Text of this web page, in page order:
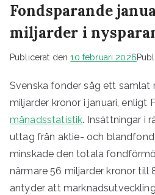
Fondsparande
miljarder i
Publicerat den10 februari 2026
Svenska fonder såg ett samlat
miljarder kronor i januari, enligt
månadsstatistik. Insättningar i
uttag från aktie- och
minskade den totala
närmare 56 miljarder kronor till
antyder att